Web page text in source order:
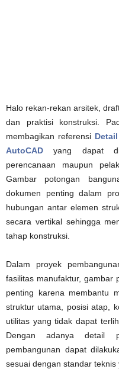
Halo rekan-rekan arsitek,
dan praktisi konstruksi.
membagikan referensi
AutoCAD yang dapat
perencanaan maupun
Gambar potongan
dokumen penting dalam
hubungan antar elemen
secara vertikal sehingga
tahap konstruksi.
Dalam proyek
fasilitas manufaktur, gambar
penting karena membantu
struktur utama, posisi atap,
utilitas yang tidak dapat
Dengan adanya detail
pembangunan dapat
sesuai dengan standar teknis